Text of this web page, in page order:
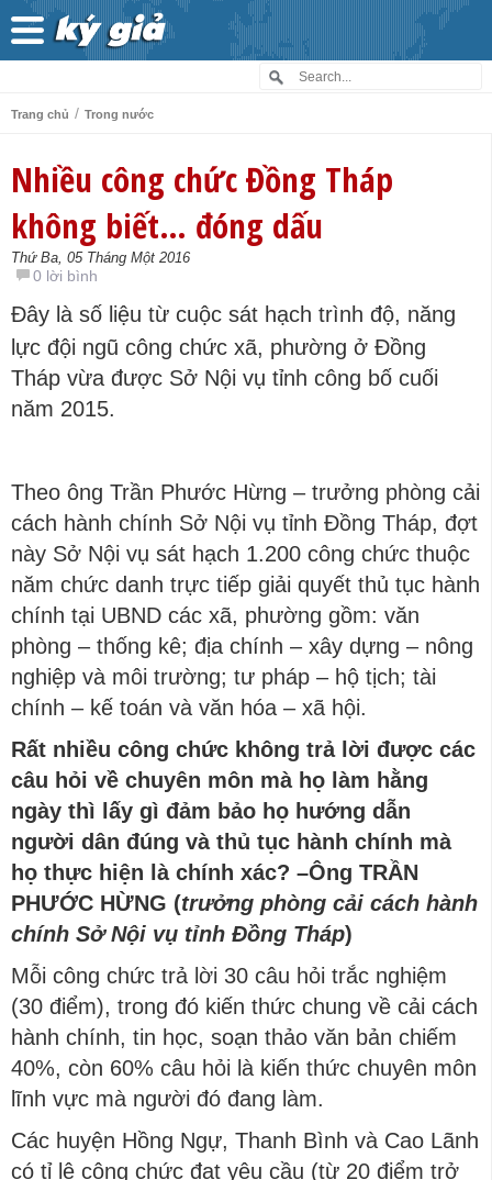
Trang chủ / Trong nước
Nhiều công chức Đồng Tháp
không biết… đóng dấu
Thứ Ba, 05 Tháng Một 2016
0 lời bình
Đây là số liệu từ cuộc sát hạch trình độ, năng
lực đội ngũ công chức xã, phường ở Đồng
Tháp vừa được Sở Nội vụ tỉnh công bố cuối
năm 2015.
Theo ông Trần Phước Hừng – trưởng phòng cải
cách hành chính Sở Nội vụ tỉnh Đồng Tháp, đợt
này Sở Nội vụ sát hạch 1.200 công chức thuộc
năm chức danh trực tiếp giải quyết thủ tục hành
chính tại UBND các xã, phường gồm: văn
phòng – thống kê; địa chính – xây dựng – nông
nghiệp và môi trường; tư pháp – hộ tịch; tài
chính – kế toán và văn hóa – xã hội.
Rất nhiều công chức không trả lời được các
câu hỏi về chuyên môn mà họ làm hằng
ngày thì lấy gì đảm bảo họ hướng dẫn
người dân đúng và thủ tục hành chính mà
họ thực hiện là chính xác? –Ông TRẦN
PHƯỚC HỪNG (trưởng phòng cải cách hành
chính Sở Nội vụ tỉnh Đồng Tháp)
Mỗi công chức trả lời 30 câu hỏi trắc nghiệm
(30 điểm), trong đó kiến thức chung về cải cách
hành chính, tin học, soạn thảo văn bản chiếm
40%, còn 60% câu hỏi là kiến thức chuyên môn
lĩnh vực mà người đó đang làm.
Các huyện Hồng Ngự, Thanh Bình và Cao Lãnh
có tỉ lệ công chức đạt yêu cầu (từ 20 điểm trở